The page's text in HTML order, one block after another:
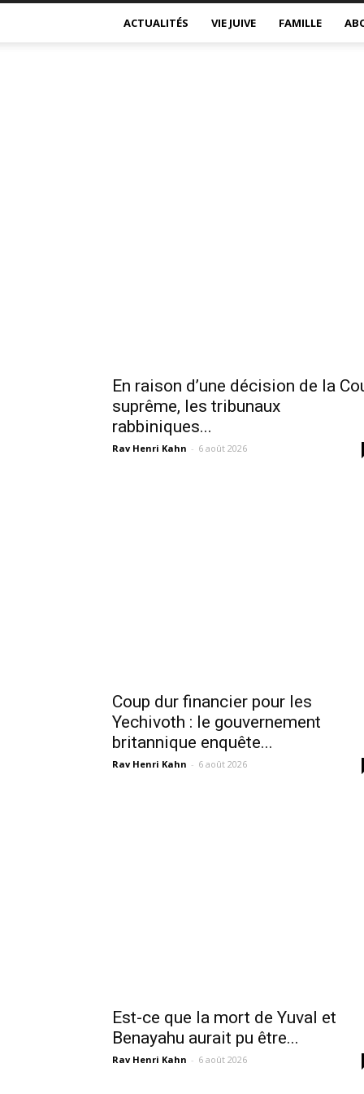
ACTUALITÉS VIE JUIVE FAMILLE
En raison d’une décision de la
suprême, les tribunaux
rabbiniques...
Rav Henri Kahn - 6 août 2026
Coup dur financier pour les
Yechivoth : le gouvernement
britannique enquête...
Rav Henri Kahn - 6 août 2026
Est-ce que la mort de Yuval et
Benayahu aurait pu être...
Rav Henri Kahn - 6 août 2026